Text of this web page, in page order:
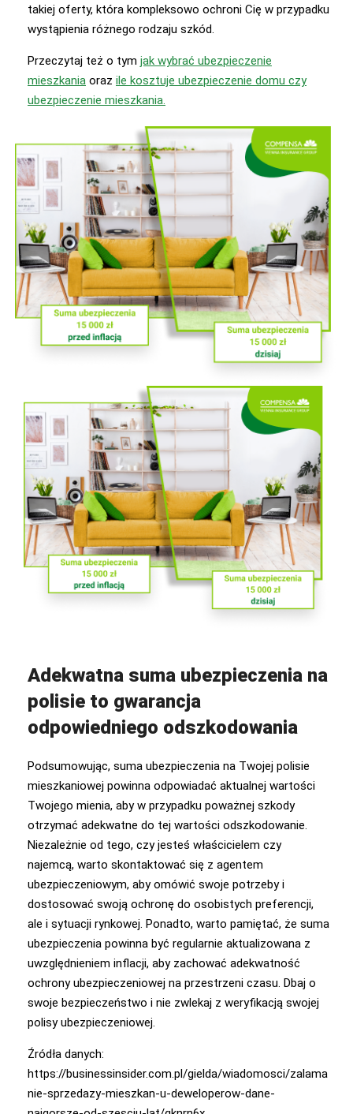
takiej oferty, która kompleksowo ochroni Cię w przypadku
wystąpienia różnego rodzaju szkód.
Przeczytaj też o tym jak wybrać ubezpieczenie
mieszkania oraz ile kosztuje ubezpieczenie domu czy
ubezpieczenie mieszkania.
Adekwatna suma ubezpieczenia na
polisie to gwarancja
odpowiedniego odszkodowania
Podsumowując, suma ubezpieczenia na Twojej polisie
mieszkaniowej powinna odpowiadać aktualnej wartości
Twojego mienia, aby w przypadku poważnej szkody
otrzymać adekwatne do tej wartości odszkodowanie.
Niezależnie od tego, czy jesteś właścicielem czy
najemcą, warto skontaktować się z agentem
ubezpieczeniowym, aby omówić swoje potrzeby i
dostosować swoją ochronę do osobistych preferencji,
ale i sytuacji rynkowej. Ponadto, warto pamiętać, że suma
ubezpieczenia powinna być regularnie aktualizowana z
uwzględnieniem inflacji, aby zachować adekwatność
ochrony ubezpieczeniowej na przestrzeni czasu. Dbaj o
swoje bezpieczeństwo i nie zwlekaj z weryfikacją swojej
polisy ubezpieczeniowej.
Źródła danych:
https://businessinsider.com.pl/gielda/wiadomosci/zalama
nie-sprzedazy-mieszkan-u-deweloperow-dane-